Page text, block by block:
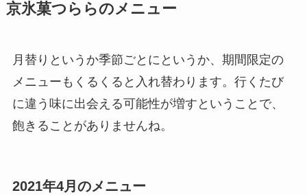
京氷菓つららのメニュー
月替りというか季節ごとにというか、期間限定の
メニューもくるくると入れ替わります。行くたび
に違う味に出会える可能性が増すということで、
飽きることがありませんね。
2021年4月のメニュー